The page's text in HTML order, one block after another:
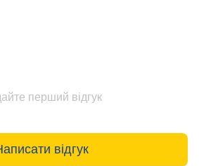
перший відгук
відгук